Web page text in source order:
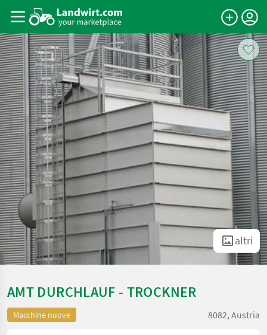
altri
AMT DURCHLAUF - TROCKNER
Macchine nuove 8082, Austria